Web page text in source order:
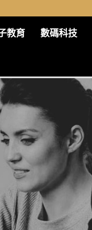
教育 數碼科技